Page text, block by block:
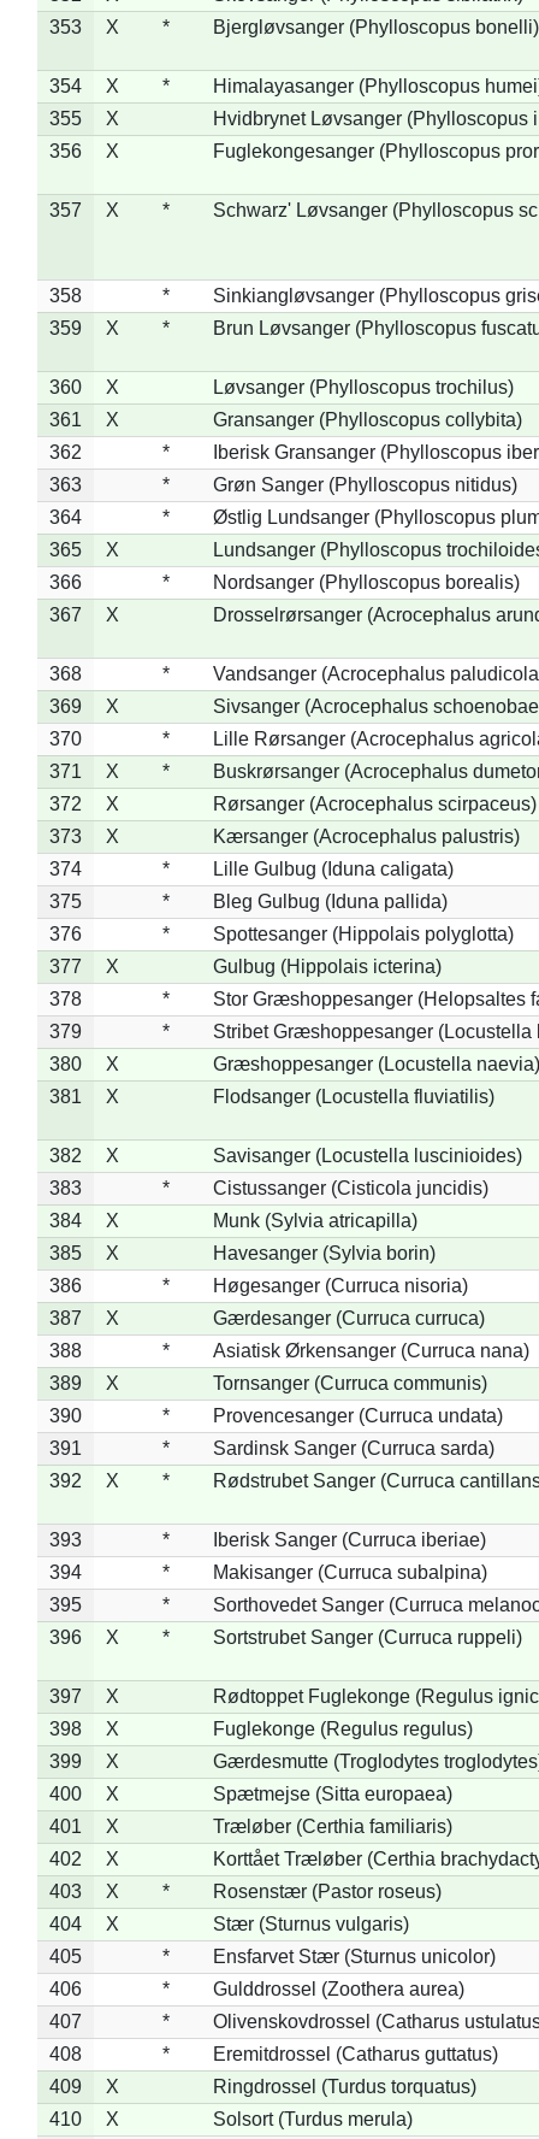
353
X * Bjergløvsanger (Phylloscopus bonelli)
354 X *
Himalayasanger (Phylloscopus
355
X
Hvidbrynet Løvsanger (Phylloscopus
356
X Fuglekongesanger (Phylloscopus
357 X * Schwarz' Løvsanger (Phylloscopus
358 *
Sinkiangløvsanger (Phylloscopus
359
X * Brun Løvsanger (Phylloscopus
360 X
Løvsanger (Phylloscopus trochilus)
361
X
Gransanger (Phylloscopus collybita)
362
*
Iberisk Gransanger (Phylloscopus
363
*
Grøn Sanger (Phylloscopus nitidus)
364
*
Østlig Lundsanger (Phylloscopus
365
X
Lundsanger (Phylloscopus
366
*
Nordsanger (Phylloscopus borealis)
367
X Drosselrørsanger (Acrocephalus
368 *
Vandsanger (Acrocephalus
369
X
Sivsanger (Acrocephalus
370
*
Lille Rørsanger (Acrocephalus
371
X *
Buskrørsanger (Acrocephalus
372
X
Rørsanger (Acrocephalus scirpaceus)
373
X
Kærsanger (Acrocephalus palustris)
374
*
Lille Gulbug (Iduna caligata)
375
*
Bleg Gulbug (Iduna pallida)
376
*
Spottesanger (Hippolais polyglotta)
377
X
Gulbug (Hippolais icterina)
378
*
Stor Græshoppesanger (Helopsaltes
379
*
Stribet Græshoppesanger (Locustella
380
X
Græshoppesanger (Locustella naevia)
381
X Flodsanger (Locustella fluviatilis)
382 X
Savisanger (Locustella luscinioides)
383
*
Cistussanger (Cisticola juncidis)
384
X
Munk (Sylvia atricapilla)
385
X
Havesanger (Sylvia borin)
386
*
Høgesanger (Curruca nisoria)
387
X
Gærdesanger (Curruca curruca)
388
*
Asiatisk Ørkensanger (Curruca nana)
389
X
Tornsanger (Curruca communis)
390
*
Provencesanger (Curruca undata)
391
*
Sardinsk Sanger (Curruca sarda)
392
X * Rødstrubet Sanger (Curruca
393 *
Iberisk Sanger (Curruca iberiae)
394
*
Makisanger (Curruca subalpina)
395
*
Sorthovedet Sanger (Curruca
396
X * Sortstrubet Sanger (Curruca ruppeli)
397 X
Rødtoppet Fuglekonge (Regulus
398
X
Fuglekonge (Regulus regulus)
399
X
Gærdesmutte (Troglodytes
400
X
Spætmejse (Sitta europaea)
401
X
Træløber (Certhia familiaris)
402
X
Korttået Træløber (Certhia
403
X *
Rosenstær (Pastor roseus)
404
X
Stær (Sturnus vulgaris)
405
*
Ensfarvet Stær (Sturnus unicolor)
406
*
Gulddrossel (Zoothera aurea)
407
*
Olivenskovdrossel (Catharus
408
*
Eremitdrossel (Catharus guttatus)
409
X
Ringdrossel (Turdus torquatus)
410
X
Solsort (Turdus merula)